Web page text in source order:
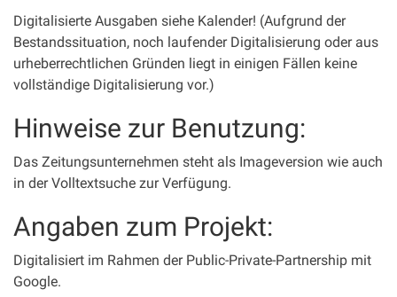
Digitalisierte Ausgaben siehe Kalender! (Aufgrund der
Bestandssituation, noch laufender Digitalisierung oder aus
urheberrechtlichen Gründen liegt in einigen Fällen keine
vollständige Digitalisierung vor.)
Hinweise zur Benutzung:
Das Zeitungsunternehmen steht als Imageversion wie auch
in der Volltextsuche zur Verfügung.
Angaben zum Projekt:
Digitalisiert im Rahmen der Public-Private-Partnership mit
Google.